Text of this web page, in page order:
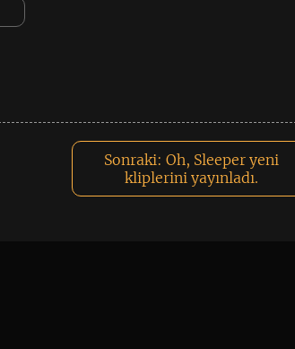
Sonraki: Oh, Sleeper yeni
kliplerini yayınladı.